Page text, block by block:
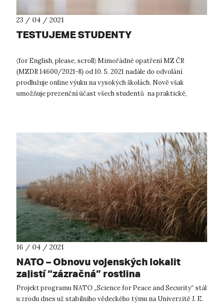
23 / 04 / 2021
TESTUJEME STUDENTY
〈for English, please, scroll〉 Mimořádné opatření MZ ČR
(MZDR 14600/2021-8) od 10. 5. 2021 nadále do odvolání
prodlužuje online výuku na vysokých školách. Nově však
umožňuje prezenční účast všech studentů na praktické,
16 / 04 / 2021
NATO – Obnovu vojenských lokalit
zajistí “zázračná” rostlina
Projekt programu NATO „Science for Peace and Security“ stál
u zrodu dnes už stabilního vědeckého týmu na Univerzitě J. E.